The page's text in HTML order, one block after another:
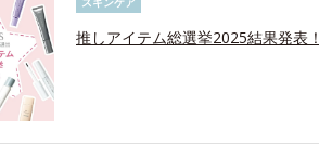
推しアイテム総選挙2025結果発表